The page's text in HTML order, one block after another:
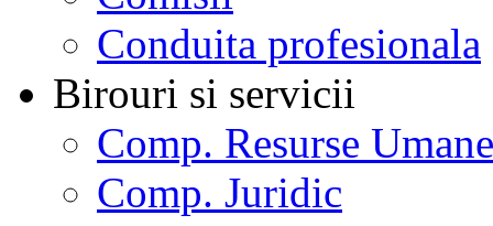
Conduita profesionala
Birouri si servicii
Comp. Resurse Umane
Comp. Juridic